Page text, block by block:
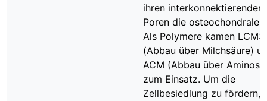
ihren interkonnektierenden
Poren die osteochondrale
Als Polymere kamen LCM3
(Abbau über Milchsäure)
ACM (Abbau über
zum Einsatz. Um die
Zellbesiedlung zu fördern,